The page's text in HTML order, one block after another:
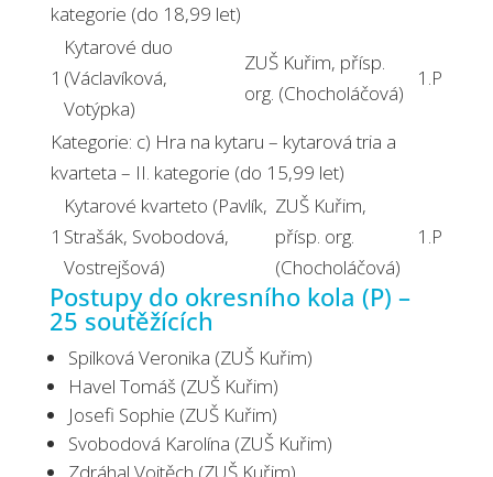
kategorie (do 18,99 let)
1
Kytarové duo
(Václavíková,
Votýpka)
ZUŠ Kuřim, přísp.
org. (Chocholáčová)
1.P
Kategorie: c) Hra na kytaru – kytarová tria a
kvarteta – II. kategorie (do 15,99 let)
1
Kytarové kvarteto (Pavlík,
Strašák, Svobodová,
Vostrejšová)
ZUŠ Kuřim,
přísp. org.
(Chocholáčová)
1.P
Postupy do okresního kola (P) –
25 soutěžících
Spilková Veronika (ZUŠ Kuřim)
Havel Tomáš (ZUŠ Kuřim)
Josefi Sophie (ZUŠ Kuřim)
Svobodová Karolína (ZUŠ Kuřim)